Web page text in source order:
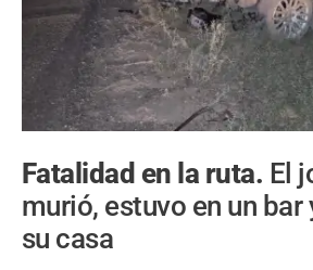
Fatalidad en la ruta. El
murió, estuvo en un bar
su casa